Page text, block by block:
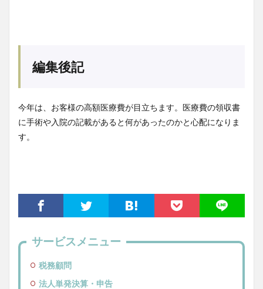
編集後記
今年は、お客様の高額医療費が目立ちます。医療費の領収書
に手術や入院の記載があると何があったのかと心配になりま
す。
サービスメニュー
税務顧問
法人単発決算・申告